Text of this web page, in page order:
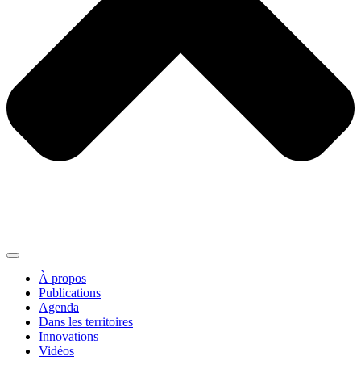
À propos
Publications
Agenda
Dans les territoires
Innovations
Vidéos